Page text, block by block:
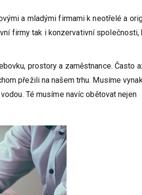
a mladými firmami k neotřelé a
firmy tak i konzervativní společnosti,
prostory a zaměstnance. Často
přežili na našem trhu. Musíme
Té musíme navíc obětovat nejen